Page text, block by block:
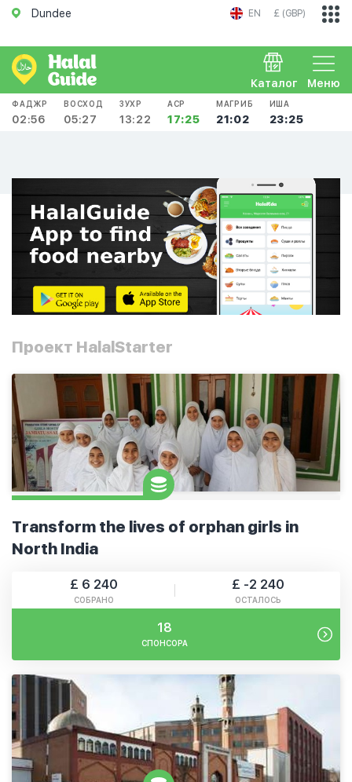
Dundee EN £ (GBP)
Меню
Каталог
ФАДЖР
02:56
ВОСХОД
05:27
ЗУХР
13:22
АСР
17:25
МАГРИБ
21:02
ИША
23:25
Проект HalalStarter
Transform the lives of orphan girls in
North India
£ 6 240
СОБРАНО
£ -2 240
ОСТАЛОСЬ
18
СПОНСОРА